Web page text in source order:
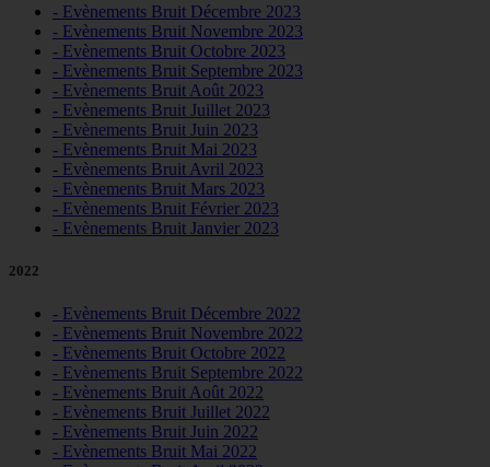
- Evènements Bruit Décembre 2023
- Evènements Bruit Novembre 2023
- Evènements Bruit Octobre 2023
- Evènements Bruit Septembre 2023
- Evènements Bruit Août 2023
- Evènements Bruit Juillet 2023
- Evènements Bruit Juin 2023
- Evènements Bruit Mai 2023
- Evènements Bruit Avril 2023
- Evènements Bruit Mars 2023
- Evènements Bruit Février 2023
- Evènements Bruit Janvier 2023
2022
- Evènements Bruit Décembre 2022
- Evènements Bruit Novembre 2022
- Evènements Bruit Octobre 2022
- Evènements Bruit Septembre 2022
- Evènements Bruit Août 2022
- Evènements Bruit Juillet 2022
- Evènements Bruit Juin 2022
- Evènements Bruit Mai 2022